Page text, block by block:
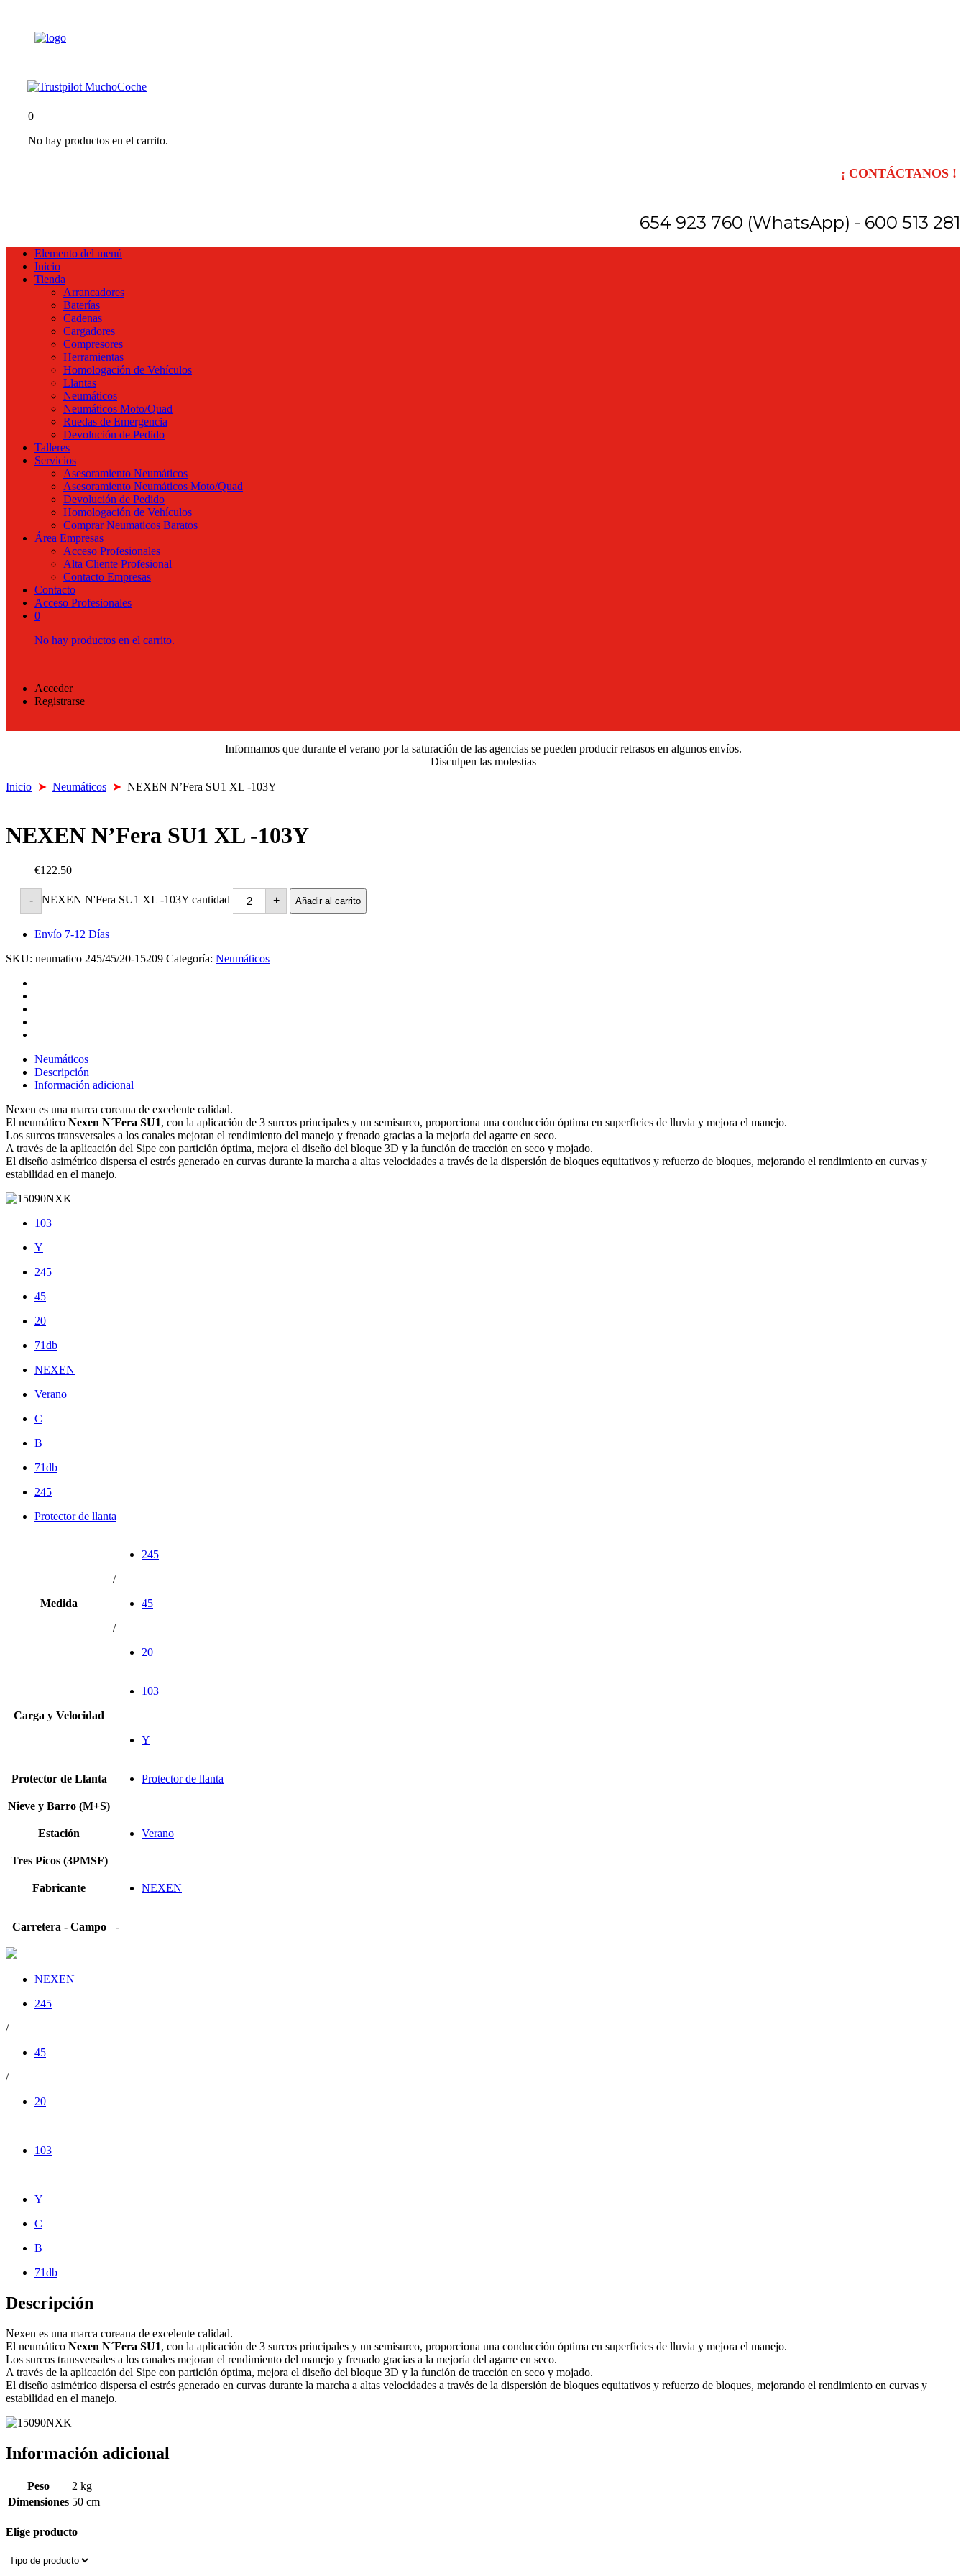
0
No hay productos en el carrito.
¡ CONTÁCTANOS !
654 923 760 (WhatsApp) - 600 513 281
Elemento del menú
Inicio
Tienda
Arrancadores
Baterías
Cadenas
Cargadores
Compresores
Herramientas
Homologación de Vehículos
Llantas
Neumáticos
Neumáticos Moto/Quad
Ruedas de Emergencia
Devolución de Pedido
Talleres
Servicios
Asesoramiento Neumáticos
Asesoramiento Neumáticos Moto/Quad
Devolución de Pedido
Homologación de Vehículos
Comprar Neumaticos Baratos
Área Empresas
Acceso Profesionales
Alta Cliente Profesional
Contacto Empresas
Contacto
Acceso Profesionales
0
No hay productos en el carrito.
Acceder
Registrarse
Informamos que durante el verano por la saturación de las agencias se pueden producir retrasos en algunos envíos.
Disculpen las molestias
Inicio ➤ Neumáticos ➤ NEXEN N’Fera SU1 XL -103Y
NEXEN N’Fera SU1 XL -103Y
€122.50
- NEXEN N'Fera SU1 XL -103Y cantidad + Añadir al carrito
Envío 7-12 Días
SKU: neumatico 245/45/20-15209 Categoría: Neumáticos
Neumáticos
Descripción
Información adicional
Nexen es una marca coreana de excelente calidad.
El neumático Nexen N´Fera SU1, con la aplicación de 3 surcos principales y un semisurco, proporciona una conducción óptima en superficies de lluvia y mejora el manejo.
Los surcos transversales a los canales mejoran el rendimiento del manejo y frenado gracias a la mejoría del agarre en seco.
A través de la aplicación del Sipe con partición óptima, mejora el diseño del bloque 3D y la función de tracción en seco y mojado.
El diseño asimétrico dispersa el estrés generado en curvas durante la marcha a altas velocidades a través de la dispersión de bloques equitativos y refuerzo de bloques, mejorando el rendimiento en curvas y
estabilidad en el manejo.
103
Y
245
45
20
71db
NEXEN
Verano
C
B
71db
245
Protector de llanta
Medida
245
/
45
/
20
Carga y Velocidad
103
Y
Protector de Llanta Protector de llanta
Nieve y Barro (M+S)
Estación Verano
Tres Picos (3PMSF)
Fabricante NEXEN
Carretera - Campo -
NEXEN
245
/
45
/
20
103
Y
C
B
71db
Descripción
Nexen es una marca coreana de excelente calidad.
El neumático Nexen N´Fera SU1, con la aplicación de 3 surcos principales y un semisurco, proporciona una conducción óptima en superficies de lluvia y mejora el manejo.
Los surcos transversales a los canales mejoran el rendimiento del manejo y frenado gracias a la mejoría del agarre en seco.
A través de la aplicación del Sipe con partición óptima, mejora el diseño del bloque 3D y la función de tracción en seco y mojado.
El diseño asimétrico dispersa el estrés generado en curvas durante la marcha a altas velocidades a través de la dispersión de bloques equitativos y refuerzo de bloques, mejorando el rendimiento en curvas y
estabilidad en el manejo.
Información adicional
Peso
2 kg
Dimensiones 50 cm
Elige producto